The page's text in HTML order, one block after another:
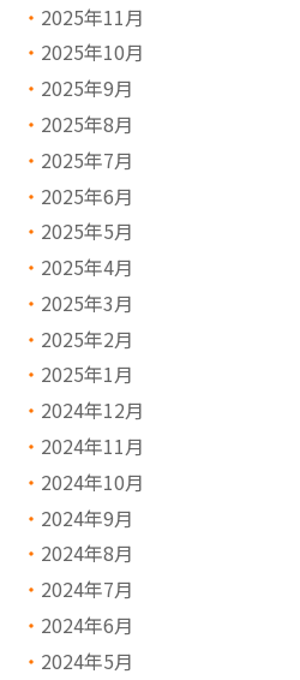
2025年11月
2025年10月
2025年9月
2025年8月
2025年7月
2025年6月
2025年5月
2025年4月
2025年3月
2025年2月
2025年1月
2024年12月
2024年11月
2024年10月
2024年9月
2024年8月
2024年7月
2024年6月
2024年5月